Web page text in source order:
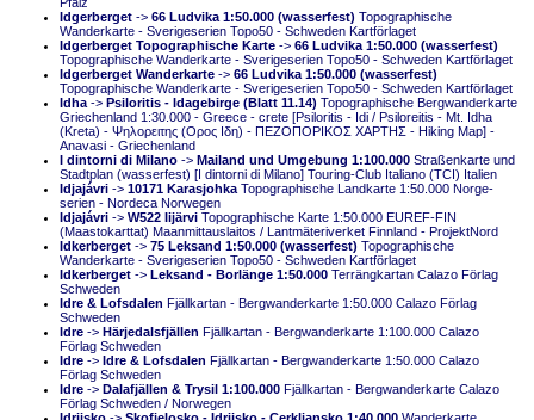
Idgerberget -> 66 Ludvika 1:50.000 (wasserfest) Topographische
Wanderkarte - Sverigeserien Topo50 - Schweden Kartförlaget
Idgerberget Topographische Karte -> 66 Ludvika 1:50.000 (wasserfest)
Topographische Wanderkarte - Sverigeserien Topo50 - Schweden Kartförlaget
Idgerberget Wanderkarte -> 66 Ludvika 1:50.000 (wasserfest)
Topographische Wanderkarte - Sverigeserien Topo50 - Schweden Kartförlaget
Idha -> Psiloritis - Idagebirge (Blatt 11.14) Topographische Bergwanderkarte
Griechenland 1:30.000 - Greece - crete [Psiloritis - Idi / Psiloreitis - Mt. Idha
(Kreta) - Ψηλορειτης (Ορος Ιδη) - ΠΕΖΟΠΟΡΙΚΟΣ ΧΑΡΤΗΣ - Hiking Map] -
Anavasi - Griechenland
I dintorni di Milano -> Mailand und Umgebung 1:100.000 Straßenkarte und
Stadtplan (wasserfest) [I dintorni di Milano] Touring-Club Italiano (TCI) Italien
Idjajávri -> 10171 Karasjohka Topographische Landkarte 1:50.000 Norge-
serien - Nordeca Norwegen
Idjajávri -> W522 Iijärvi Topographische Karte 1:50.000 EUREF-FIN
(Maastokarttat) Maanmittauslaitos / Lantmäteriverket Finnland - ProjektNord
Idkerberget -> 75 Leksand 1:50.000 (wasserfest) Topographische
Wanderkarte - Sverigeserien Topo50 - Schweden Kartförlaget
Idkerberget -> Leksand - Borlänge 1:50.000 Terrängkartan Calazo Förlag
Schweden
Idre & Lofsdalen Fjällkartan - Bergwanderkarte 1:50.000 Calazo Förlag
Schweden
Idre -> Härjedalsfjällen Fjällkartan - Bergwanderkarte 1:100.000 Calazo
Förlag Schweden
Idre -> Idre & Lofsdalen Fjällkartan - Bergwanderkarte 1:50.000 Calazo
Förlag Schweden
Idre -> Dalafjällen & Trysil 1:100.000 Fjällkartan - Bergwanderkarte Calazo
Förlag Schweden / Norwegen